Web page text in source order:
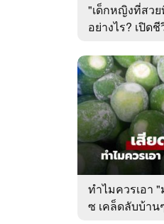
"เด็กหญิงที่สว
อย่างไร? เปิด
ทำไมควรเอา
ซ เคล็ดลับบ้าน